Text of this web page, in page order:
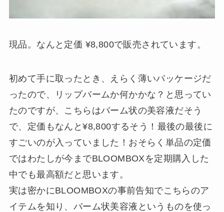
現品。なんと定価 ¥8,800で販売されています。
初めて手に取ったとき、えらく薄いパッケージだ
ったので、リップバームか何かかな？と思ってい
たのですが、こちらはバーム状の美容液だそう
で、定価もなんと¥8,800するそう！最後の最後に
すごいのが入っていました！おそらく単品の定価
ではわたしが今までBLOOMBOXを定期購入した
中でも最高額だと思います。
実は密かにBLOOMBOXの事前告知でこちらのア
イテムを知り、バーム状美容液というものを使っ